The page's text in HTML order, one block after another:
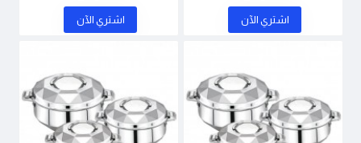
اشتري اﻵن اشتري اﻵن